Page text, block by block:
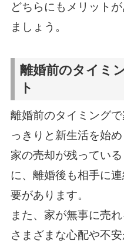
どちらにもメリット
ましょう。
離婚前のタイミ
ト
離婚前のタイミング
っきりと新生活を始め
家の売却が残ってい
に、離婚後も相手に
要があります。
また、家が無事に売
さまざまな心配や不